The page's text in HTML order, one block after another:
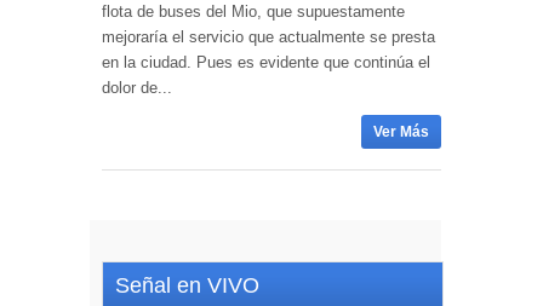
flota de buses del Mio, que supuestamente
mejoraría el servicio que actualmente se presta
en la ciudad. Pues es evidente que continúa el
dolor de...
Ver Más
Señal en VIVO